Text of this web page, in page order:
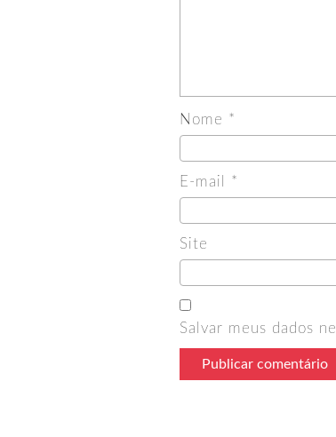
Nome *
E-mail *
Site
Salvar meus dados